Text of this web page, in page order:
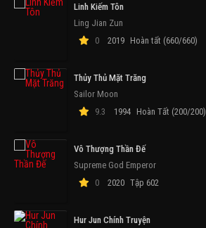
Linh Kiếm Tôn
Ling Jian Zun
0
2019 Hoàn tất (660/660)
Thủy Thủ Mặt Trăng
Sailor Moon
9.3
1994 Hoàn Tất (200/200)
Vô Thượng Thần Đế
Supreme God Emperor
0
2020 Tập 602
Hur Jun Chính Truyện